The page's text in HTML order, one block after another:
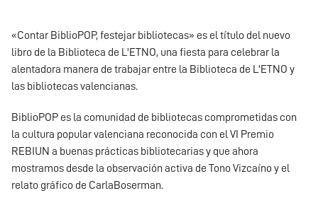
«Contar BiblioPOP, festejar bibliotecas» es el título del nuevo
libro de la Biblioteca de L'ETNO, una fiesta para celebrar la
alentadora manera de trabajar entre la Biblioteca de L'ETNO y
las bibliotecas valencianas.
BiblioPOP es la comunidad de bibliotecas comprometidas con
la cultura popular valenciana reconocida con el VI Premio
REBIUN a buenas prácticas bibliotecarias y que ahora
mostramos desde la observación activa de Tono Vizcaíno y el
relato gráfico de CarlaBoserman.